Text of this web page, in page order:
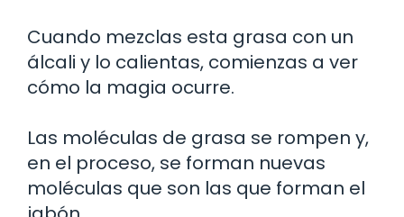
Cuando mezclas esta grasa con un
álcali y lo calientas, comienzas a ver
cómo la magia ocurre.
Las moléculas de grasa se rompen y,
en el proceso, se forman nuevas
moléculas que son las que forman el